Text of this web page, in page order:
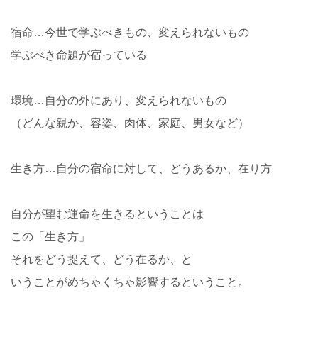
宿命…今世で学ぶべきもの、変えられないもの
学ぶべき命題が宿っている
環境…自分の外にあり、変えられないもの
（どんな親か、容姿、肉体、家庭、男女など）
生き方…自分の宿命に対して、どうあるか、在り方
自分が望む運命を生きるということは
この「生き方」
それをどう捉えて、どう在るか、と
いうことがめちゃくちゃ影響するということ。